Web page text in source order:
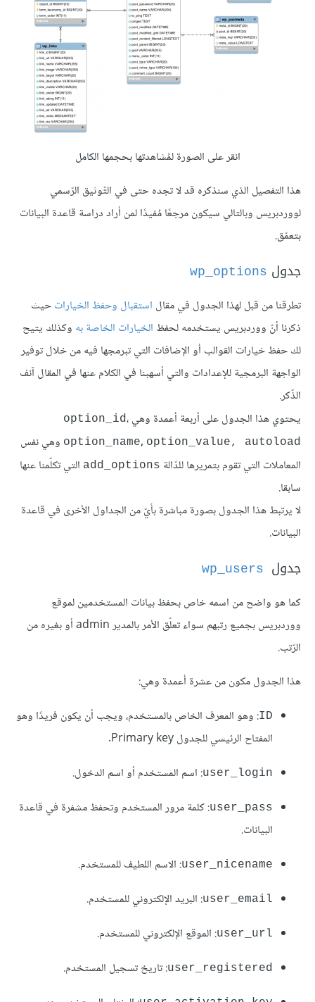
انقر على الصورة لمُشاهدتها بحجمها الكامل
هذا التفصيل الذي سنذكره قد لا تجده حتى في التّوثيق الرّسمي
لووردبريس وبالتالي سيكون مرجعًا مُفيدًا لمن أراد دراسة قاعدة البيانات
بتعمّق.
جدول wp_options
تطرقنا من قبل لهذا الجدول في مقال استقبال وحفظ الخياراتحيث
ذكرنا أنّ ووردبريس يستخدمه لحفظالخيارات الخاصة به وكذلك يتيح
لك حفظ خيارات القوالب أو الإضافات التي تبرمجها فيه من خلال توفير
الواجهة البرمجية للإعدادات والتي أسهبنا في الكلام عنها في المقال آنف
الذّكر.
يحتوي هذا الجدول على أربعة أعمدة وهي option_id،
option_name, option_value, autoload
وهي نفس
المعاملات التي تقوم بتمريرها للدّالة add_options التي تكلّمنا عنها
سابقا.
لا يرتبط هذا الجدول بصورة مباشرة بأيّ من الجداول الأخرى في قاعدة
البيانات.
جدول wp_users
كما هو واضح من اسمه خاص بحفظ بيانات المستخدمين لموقع
ووردبريس بجميع رتبهم سواء تعلّق الأمر بالمدير admin أو بغيره من
الرّتب.
هذا الجدول مكون من عشرة أعمدة وهي:
ID: وهو المعرف الخاص بالمستخدم، ويجب أن يكون فريدًا وهو
المفتاح الرئيسي للجدول Primary key.
user_login: اسم المستخدم أو اسم الدخول.
user_pass: كلمة مرور المستخدم وتحفظ مشفرة في قاعدة
البيانات.
user_nicename: الاسم اللطيف للمستخدم.
user_email: البريد الإلكتروني للمستخدم.
user_url: الموقع الإلكتروني للمستخدم.
user_registered: تاريخ تسجيل المستخدم.